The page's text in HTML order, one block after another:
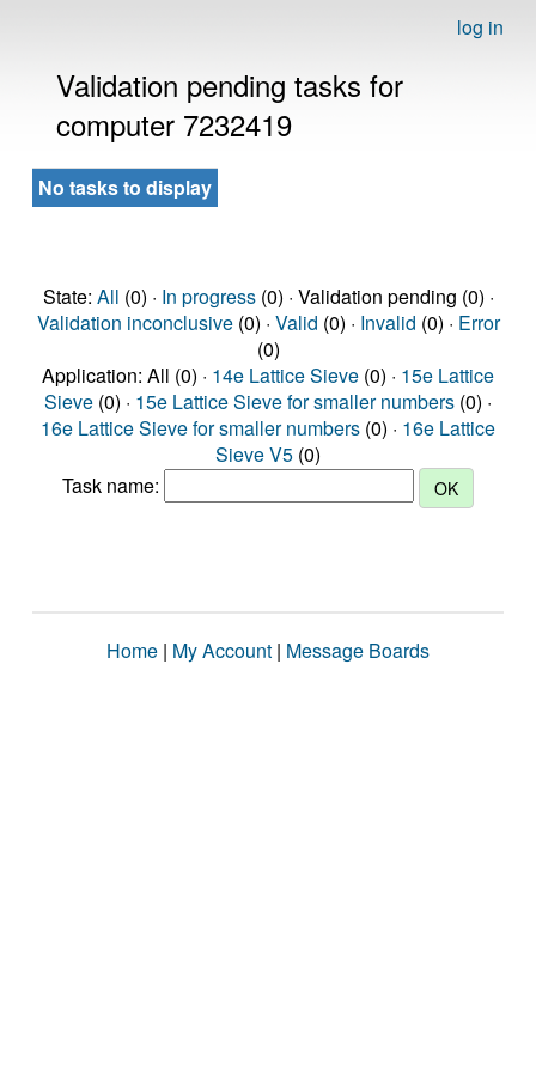
log in
Validation pending tasks for
computer 7232419
No tasks to display
State: All (0) · In progress(0) · Validation pending (0) ·
Validation inconclusive(0) · Valid (0) · Invalid (0) · Error
(0)
Application: All (0) · 14e Lattice Sieve (0) · 15e Lattice
Sieve (0) · 15e Lattice Sieve for smaller numbers (0) ·
16e Lattice Sieve for smaller numbers (0) · 16e Lattice
Sieve V5 (0)
Task name:
Home | My Account | Message Boards